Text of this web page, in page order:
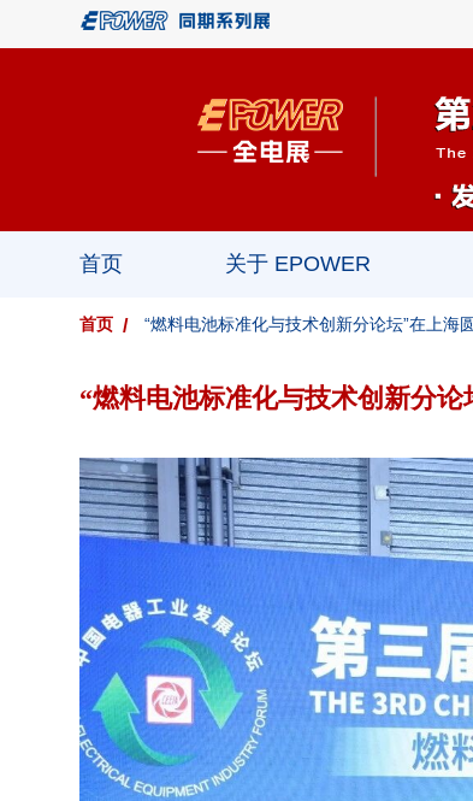
首页 关于 EPOWER
首页 “燃料电池标准化与技术创新分论坛”在上海
“燃料电池标准化与技术创新分